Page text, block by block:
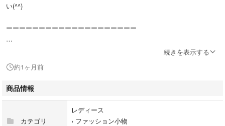
い(^^)
ーーーーーーーーーーーーーーーーーーーー
ーーーーーーーーーーーーーーーーーーーー
く映えるヴィヴィアンウエストウッドの三つ折り財布。
続きを表示する
約1ヶ月前
商品情報
カテゴリ
レディース
› ファッション小物